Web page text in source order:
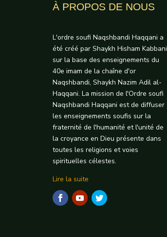
À PROPOS DE NOUS
L'ordre soufi Naqshbandi Haqqani a
été créé par Shaykh Hisham Kabbani
sur la base des enseignements du
40e imam de la chaîne d'or
Naqshbandi, Shaykh Nazim Adil al-
Haqqani. La mission de l'Ordre soufi
Naqshbandi Haqqani est de diffuser
les enseignements soufis sur la
fraternité de l'humanité et l'unité de
la croyance en Dieu présente dans
toutes les religions et voies
spirituelles célestes.
Lire la suite